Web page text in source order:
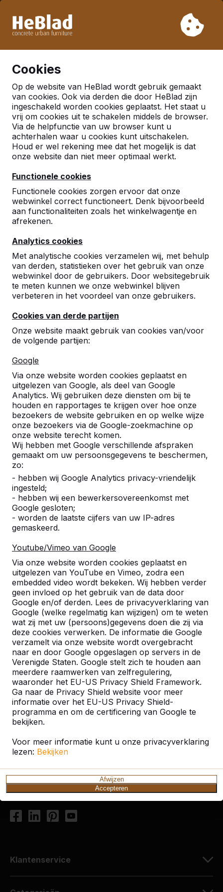
week 33. Houdt u daarom rekening met langere levertijden.
Cookies
Op de website van HeBlad wordt gebruik gemaakt
van cookies. Ook via derden die door HeBlad zijn
ingeschakeld worden cookies geplaatst. Het staat u
vrij om cookies uit te schakelen middels de browser.
Via de helpfunctie van uw browser kunt u
achterhalen waar u cookies kunt uitschakelen.
Houd er wel rekening mee dat het mogelijk is dat
onze website dan niet meer optimaal werkt.
Functionele cookies
Functionele cookies zorgen ervoor dat onze
webwinkel correct functioneert. Denk bijvoorbeeld
aan functionaliteiten zoals het winkelwagentje en
afrekenen.
Analytics cookies
Met analytische cookies verzamelen wij, met behulp
van derden, statistieken over het gebruik van onze
webwinkel door de gebruikers. Door websitegebruik
te meten kunnen we onze webwinkel blijven
verbeteren in het voordeel van onze gebruikers.
Cookies van derde partijen
Onze website maakt gebruik van cookies van/voor
de volgende partijen:
Google
Via onze website worden cookies geplaatst en
uitgelezen van Google, als deel van Google
Analytics. Wij gebruiken deze diensten om bij te
houden en rapportages te krijgen over hoe onze
bezoekers de website gebruiken en op welke wijze
onze bezoekers via de Google-zoekmachine op
onze website terecht komen.
Wij hebben met Google verschillende afspraken
gemaakt om uw persoonsgegevens te beschermen,
zo:
- hebben wij Google Analytics privacy-vriendelijk
ingesteld;
- hebben wij een bewerkersovereenkomst met
Google gesloten;
- worden de laatste cijfers van uw IP-adres
gemaskeerd.
Youtube/Vimeo van Google
Via onze website worden cookies geplaatst en
uitgelezen van YouTube en Vimeo, zodra een
embedded video wordt bekeken. Wij hebben verder
geen invloed op het gebruik van de data door
Google en/of derden. Lees de privacyverklaring van
Google (welke regelmatig kan wijzigen) om te weten
wat zij met uw (persoons)gegevens doen die zij via
deze cookies verwerken. De informatie die Google
verzamelt via onze website wordt overgebracht
naar en door Google opgeslagen op servers in de
Verenigde Staten. Google stelt zich te houden aan
meerdere raamwerken van zelfregulering,
waaronder het EU-US Privacy Shield Framework.
Ga naar de Privacy Shield website voor meer
informatie over het EU-US Privacy Shield-
programma en om de certificering van Google te
bekijken.
Voor meer informatie kunt u onze privacyverklaring
lezen: Bekijken
Afwijzen
Accepteren
Al meer dan 30.000 producten verkocht
Nederland
Referenties in:Lijnden
Geen reviews gevonden voor deze
locatie.
Referenties
U vindt onze producten in heel Europa en
zelfs daarbuiten. Bekijk hier waar bij u in de
buurt al een HeBlad product staat.
Product
Alles weergeven
Categorie
Alles weergeven
Zoek op plaats of postcode
Zie ook
Amsterdam
Amsterdam
Osdorp
Badhoevedorp
Contact
HeBlad Nederland
5527 LC Hapert
Nederland
+31 (0)497 - 36.08.08
info@HeBlad.com
Klantenservice